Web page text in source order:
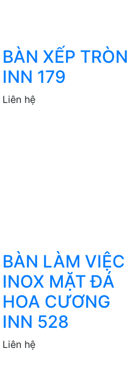
BÀN XẾP TRÒN
INN 179
Liên hệ
BÀN LÀM VIỆC
INOX MẶT ĐÁ
HOA CƯƠNG
INN 528
Liên hệ